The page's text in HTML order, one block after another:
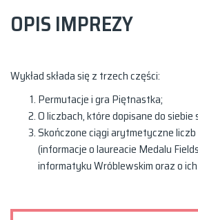
OPIS IMPREZY
Wykład składa się z trzech części:
Permutacje i gra Piętnastka;
O liczbach, które dopisane do
Skończone ciągi arytmetyczne
(informacje o laureacie Medalu
informatyku Wróblewskim oraz o